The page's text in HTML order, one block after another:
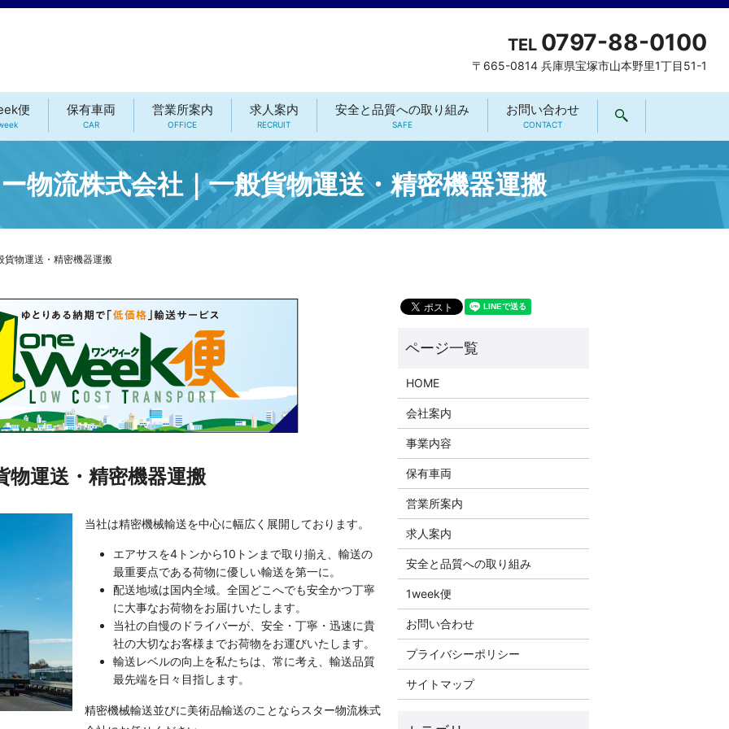
TEL 0797-88-0100
〒665-0814 兵庫県宝塚市山本野里1丁目51-1
便 保有車両
CAR
営業所案内
OFFICE
求人案内
RECRUIT
安全と品質への取り組み
SAFE
お問い合わせ
CONTACT
物流株式会社｜一般貨物運送・精密機器運搬
貨物運送・精密機器運搬
物運送・精密機器運搬
当社は精密機械輸送を中心に幅広く展開しております。
エアサスを4トンから10トンまで取り揃え、輸送の
最重要点である荷物に優しい輸送を第一に。
配送地域は国内全域。全国どこへでも安全かつ丁寧
に大事なお荷物をお届けいたします。
当社の自慢のドライバーが、安全・丁寧・迅速に貴
社の大切なお客様までお荷物をお運びいたします。
輸送レベルの向上を私たちは、常に考え、輸送品質
最先端を日々目指します。
精密機械輸送並びに美術品輸送のことならスター物流株式
HOME
会社案内
事業内容
保有車両
営業所案内
求人案内
安全と品質への取り組み
1week便
お問い合わせ
プライバシーポリシー
サイトマップ